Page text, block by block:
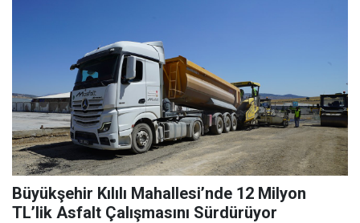
Büyükşehir Kılılı Mahallesi’nde 12 Milyon
TL’lik Asfalt Çalışmasını Sürdürüyor